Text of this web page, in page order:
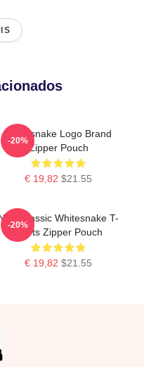
Whitesnake Logo Brand
Zipper Pouch
€ 19,82 $21.55
-20%
Classic Whitesnake T-
Shirts Zipper Pouch
€ 19,82 $21.55
-20%